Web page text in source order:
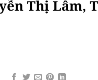
Thị Lâm,